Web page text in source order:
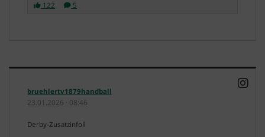
122 5
bruehlertv1879handball
23.01.2026 · 08:46
Derby-Zusatzinfo‼️